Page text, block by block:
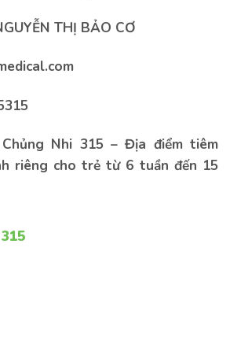
THỊ BẢO CƠ
Nhi 315 – Địa điểm tiêm
riêng cho trẻ từ 6 tuần đến 15
tư vấn
tư vấn
kì thắc mắc nào vui lòng để